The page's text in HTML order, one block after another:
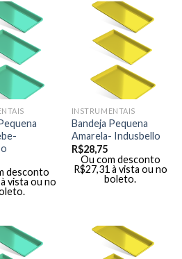
desconto
à vista ou no
INSTRUMENTAIS
Bandeja Pequena
Amarela- Indusbello
R$28,75
Ou com desconto
R$27,31 à vista ou no
boleto.